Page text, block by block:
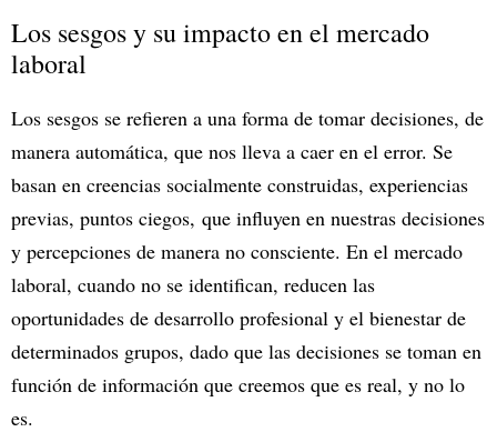
Los sesgos y su impacto en el mercado
laboral
Los sesgos se refieren a una forma de tomar decisiones, de
manera automática, que nos lleva a caer en el error. Se
basan en creencias socialmente construidas, experiencias
previas, puntos ciegos, que influyen en nuestras decisiones
y percepciones de manera no consciente. En el mercado
laboral, cuando no se identifican, reducen las
oportunidades de desarrollo profesional y el bienestar de
determinados grupos, dado que las decisiones se toman en
función de información que creemos que es real, y no lo
es.